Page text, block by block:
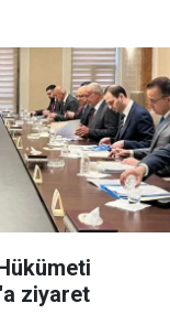
ziyaret